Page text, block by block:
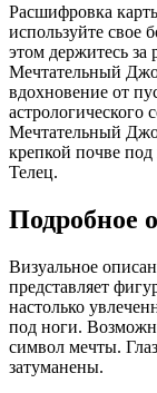
Расшифровка
используйте свое
этом держитесь
Мечтательный
вдохновение от
астрологического
Мечтательный
крепкой почве под
Телец.
Подробное
Визуальное
представляет
настолько
под ноги.
символ мечты.
затуманены.